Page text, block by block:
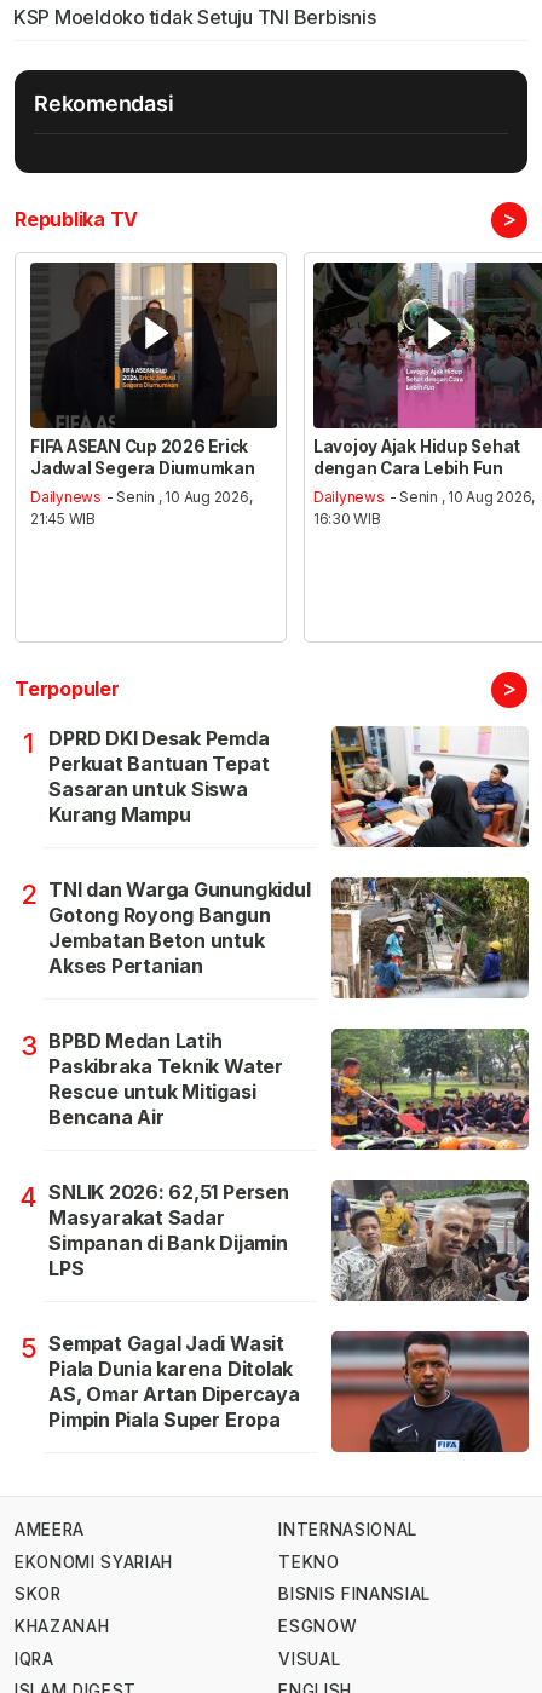
KSP Moeldoko tidak Setuju TNI Berbisnis
Rekomendasi
Republika TV >
FIFA ASEAN Cup 2026 Erick
Jadwal Segera Diumumkan
Dailynews - Senin , 10 Aug 2026,
21:45 WIB
Lavojoy Ajak Hidup Sehat
dengan Cara Lebih Fun
Dailynews - Senin , 10 Aug 2026,
16:30 WIB
Terpopuler >
1
DPRD DKI Desak Pemda
Perkuat Bantuan Tepat
Sasaran untuk Siswa
Kurang Mampu
2 TNI dan Warga Gunungkidul
Gotong Royong Bangun
Jembatan Beton untuk
Akses Pertanian
3 BPBD Medan Latih
Paskibraka Teknik Water
Rescue untuk Mitigasi
Bencana Air
4 SNLIK 2026: 62,51 Persen
Masyarakat Sadar
Simpanan di Bank Dijamin
LPS
5 Sempat Gagal Jadi Wasit
Piala Dunia karena Ditolak
AS, Omar Artan Dipercaya
Pimpin Piala Super Eropa
AMEERA
EKONOMI SYARIAH
SKOR
KHAZANAH
IQRA
INTERNASIONAL
TEKNO
BISNIS FINANSIAL
ESGNOW
VISUAL